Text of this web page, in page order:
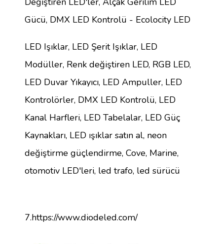
Gücü, DMX LED Kontrolü - Ecolocity LED
LED Işıklar, LED Şerit Işıklar, LED
Modüller, Renk değiştiren LED, RGB LED,
LED Duvar Yıkayıcı, LED Ampuller, LED
Kontrolörler, DMX LED Kontrolü, LED
Kanal Harfleri, LED Tabelalar, LED Güç
Kaynakları, LED ışıklar satın al, neon
değiştirme güçlendirme, Cove, Marine,
otomotiv LED'leri, led trafo, led sürücü
7.https://www.diodeled.com/